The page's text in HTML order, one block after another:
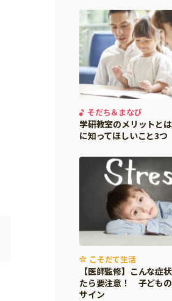
そだち＆まなび
学研教室のメリットと
に知ってほしいこと3つ
こそだて生活
【医師監修】こんな症
たら要注意！ 子ども
サイン